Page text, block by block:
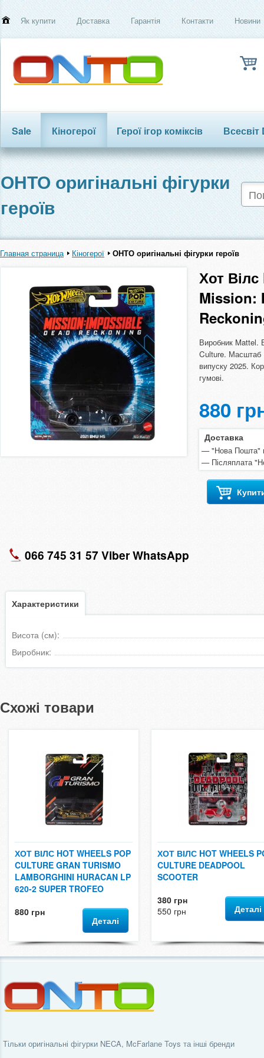
Як купити Доставка Гарантія Контакти Новини
Sale Кіногерої Герої ігор коміксів Всесвіт
Трансформери
ОНТО оригінальні фігурки
героїв
Главная страница Кіногерої ОНТО оригінальні фігурки героїв
Хот
Mission:
Виробник Mattel.
Culture. Масштаб
випуску 2025.
гумові.
880
Доставка
"Нова Пошта"
Післяплата
066 745 31 57 Viber WhatsApp
Характеристики
Висота (см):
Виробник:
Схожі товари
ХОТ ВІЛС HOT WHEELS POP
CULTURE GRAN TURISMO
LAMBORGHINI HURACAN LP
620-2 SUPER TROFEO
880 грн
Деталі
ХОТ ВІЛС HOT WHEELS
CULTURE DEADPOOL
SCOOTER
380 грн
550 грн
Деталі
Тільки оригінальні фігурки NECA, McFarlane Toys та інші бренди